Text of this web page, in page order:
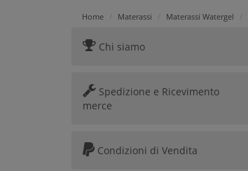
Home Materassi Materassi Watergel
Chi siamo
Spedizione e Ricevimento
merce
Condizioni di Vendita